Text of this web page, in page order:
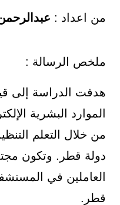
من اعداد :
ملخص الرسالة :
هدفت الدراسة إلى
الموارد البشرية
من خلال التعلم
دولة قطر. وتكون
العاملين في
قطر.